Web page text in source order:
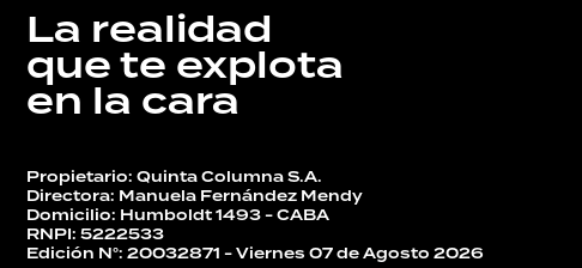
La realidad
que te explota
en la cara
Propietario: Quinta Columna S.A.
Directora: Manuela Fernández Mendy
Domicilio: Humboldt 1493 - CABA
RNPI: 5222533
Edición N°: 20032871 - Viernes 07 de Agosto 2026